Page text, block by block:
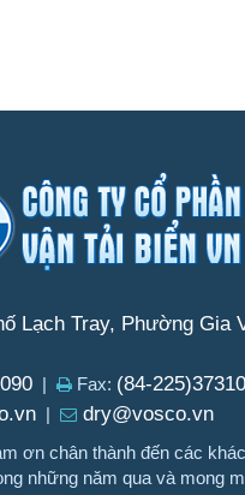
Lạch Tray, Phường Gia
Fax: (84-
dry@vosco.vn
ơn chân thành đến các
những năm qua và mong